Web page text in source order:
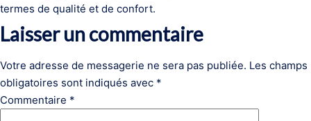
termes de qualité et de confort.
Laisser un commentaire
Votre adresse de messagerie ne sera pas publiée. Les champs
obligatoires sont indiqués avec *
Commentaire *